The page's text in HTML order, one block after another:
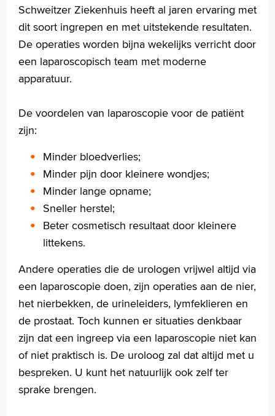
Tekstgrootte A+
Voorleesfunctie
Language
Türkçe
Arabisch
Schweitzer Ziekenhuis heeft al jaren ervaring met
dit soort ingrepen en met uitstekende resultaten.
De operaties worden bijna wekelijks verricht door
een laparoscopisch team met moderne
apparatuur.
De voordelen van laparoscopie voor de patiënt
zijn:
Minder bloedverlies;
Minder pijn door kleinere wondjes;
Minder lange opname;
Sneller herstel;
Beter cosmetisch resultaat door kleinere
littekens.
Andere operaties die de urologen vrijwel altijd via
een laparoscopie doen, zijn operaties aan de nier,
het nierbekken, de urineleiders, lymfeklieren en
de prostaat. Toch kunnen er situaties denkbaar
zijn dat een ingreep via een laparoscopie niet kan
of niet praktisch is. De uroloog zal dat altijd met u
bespreken. U kunt het natuurlijk ook zelf ter
sprake brengen.